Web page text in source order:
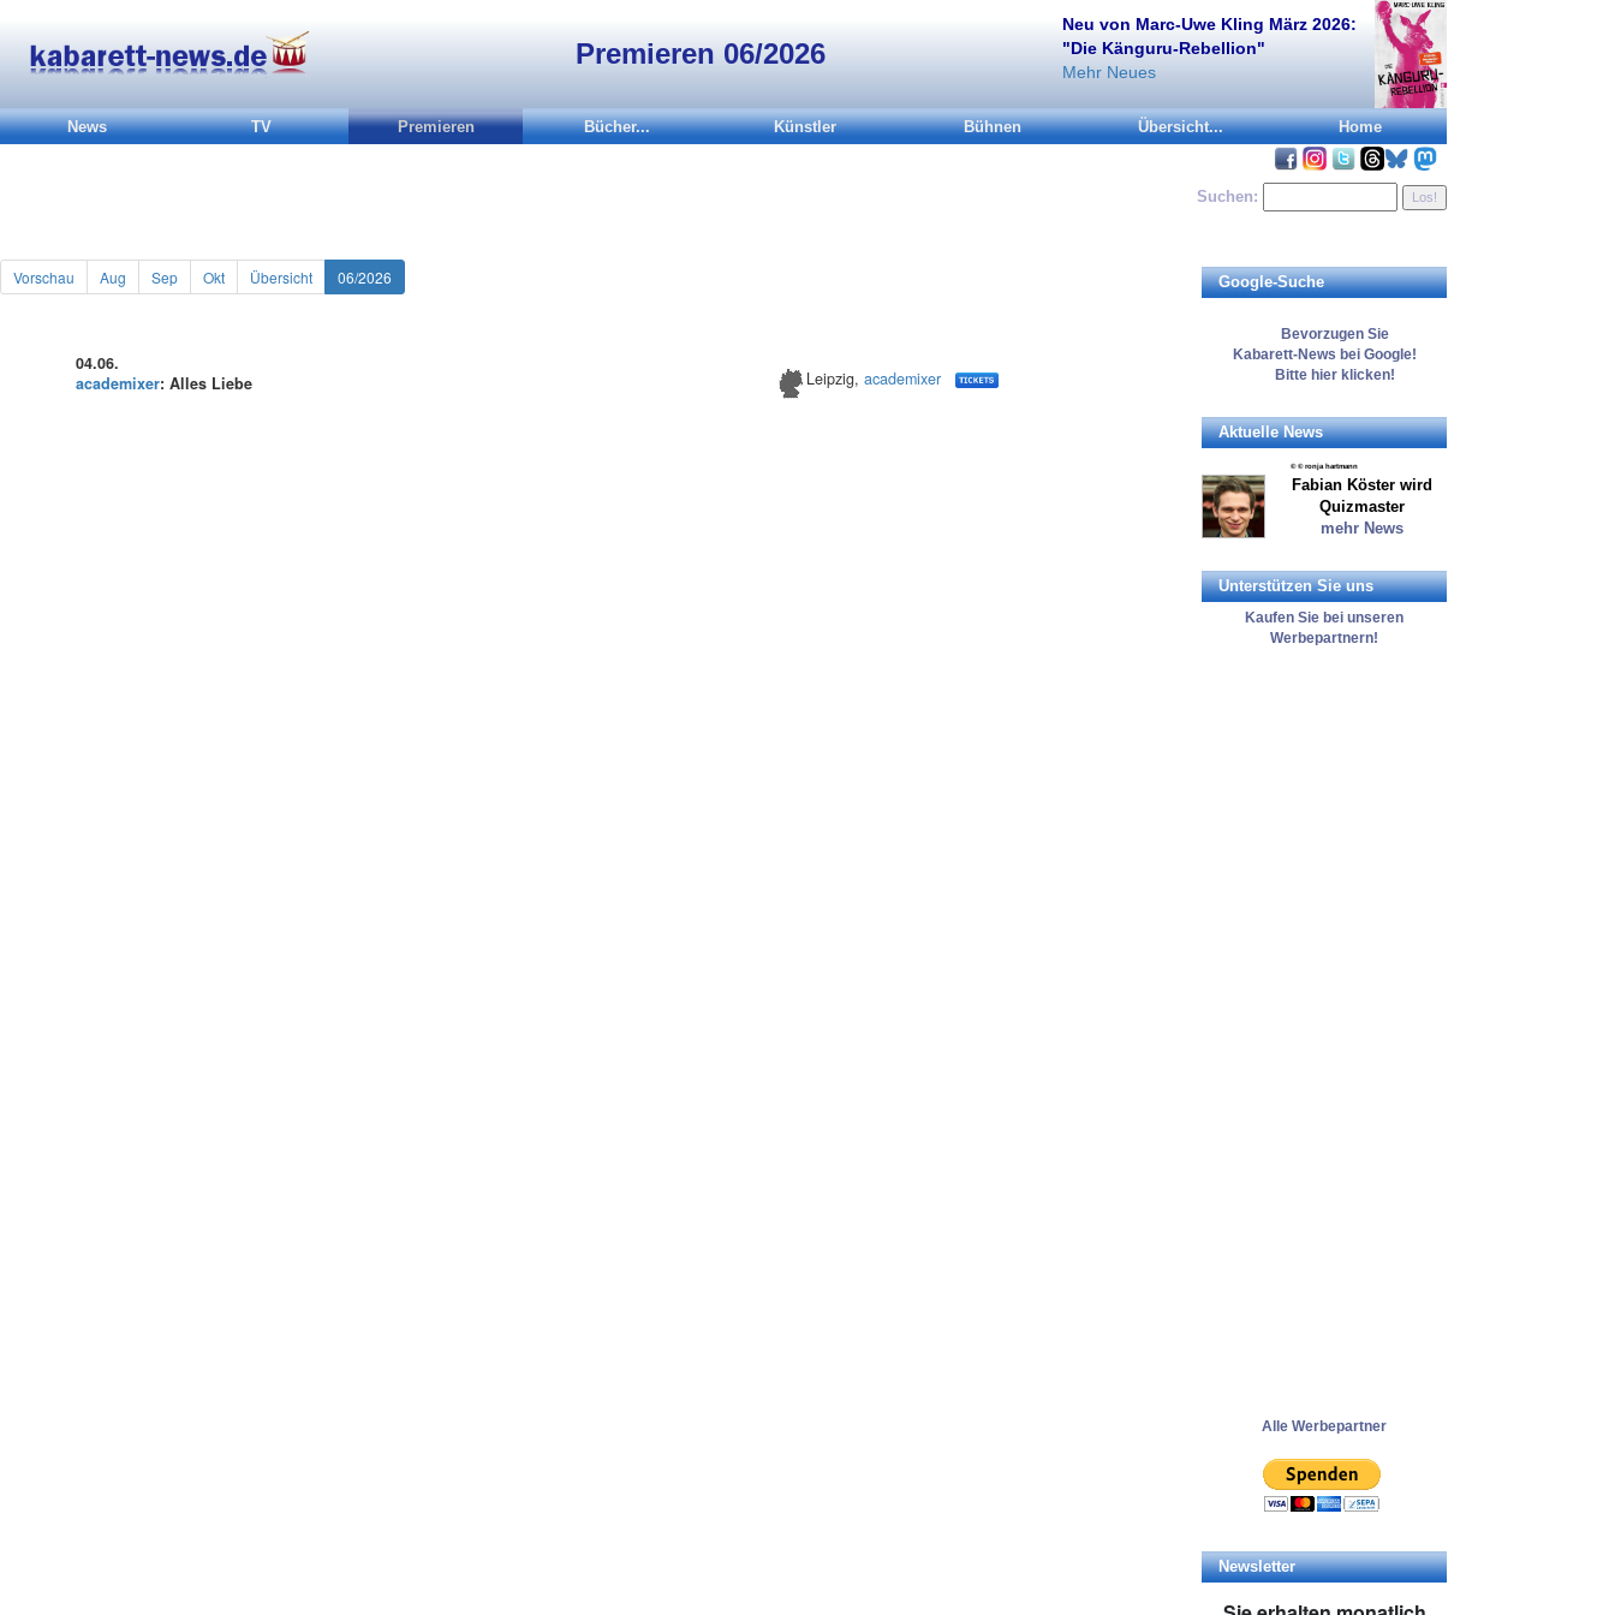
Premieren 06/2026
Neu von Marc-Uwe Kling März 2026:
"Die Känguru-Rebellion"
Mehr Neues
News TV Premieren Bücher... Künstler Bühnen Übersicht... Home
Suchen:
Vorschau Aug Sep Okt Übersicht 06/2026
04.06.
academixer: Alles Liebe Leipzig, academixer
Google-Suche
Bevorzugen Sie
Kabarett-News bei Google!
Bitte hier klicken!
Aktuelle News
© © ronja hartmann
Fabian Köster wird
Quizmaster
mehr News
Unterstützen Sie uns
Kaufen Sie bei unseren
Werbepartnern!
Alle Werbepartner
Newsletter